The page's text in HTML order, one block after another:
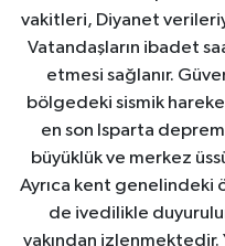
vakitleri, Diyanet
Vatandaşların ibadet
etmesi sağlanır.
bölgedeki sismik
en son Isparta deprem
büyüklük ve merkez
Ayrıca kent genelindeki
de ivedilikle
yakından izlenmektedir.